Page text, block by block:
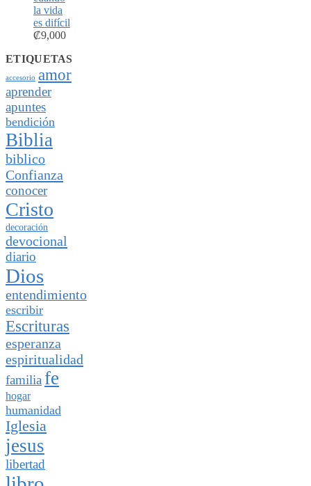
la vida
es difícil
₡9,000
ETIQUETAS
accesorio amor
aprender
apuntes
bendición
Biblia
biblico
Confianza
conocer
Cristo
decoración
devocional
diario
Dios
entendimiento
escribir
Escrituras
esperanza
espiritualidad
familia fe
hogar
humanidad
Iglesia
jesus
libertad